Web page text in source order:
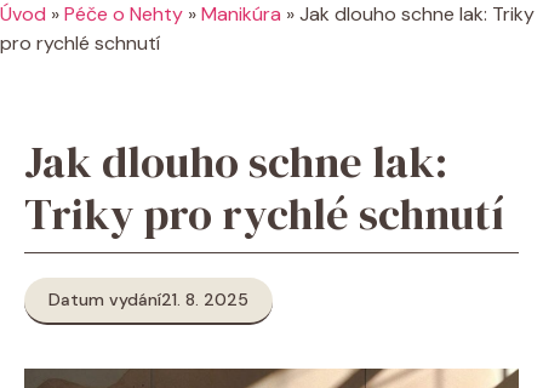
Úvod »Péče o Nehty »Manikúra »Jak dlouho schne lak: Triky
pro rychlé schnutí
Jak dlouho schne lak:
Triky pro rychlé schnutí
Datum vydání21. 8. 2025